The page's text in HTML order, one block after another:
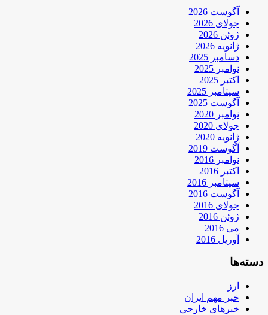
آگوست 2026
جولای 2026
ژوئن 2026
ژانویه 2026
دسامبر 2025
نوامبر 2025
اکتبر 2025
سپتامبر 2025
آگوست 2025
نوامبر 2020
جولای 2020
ژانویه 2020
آگوست 2019
نوامبر 2016
اکتبر 2016
سپتامبر 2016
آگوست 2016
جولای 2016
ژوئن 2016
می 2016
آوریل 2016
دسته‌ها
ارز
خبر مهم ایران
خبرهای خارجی